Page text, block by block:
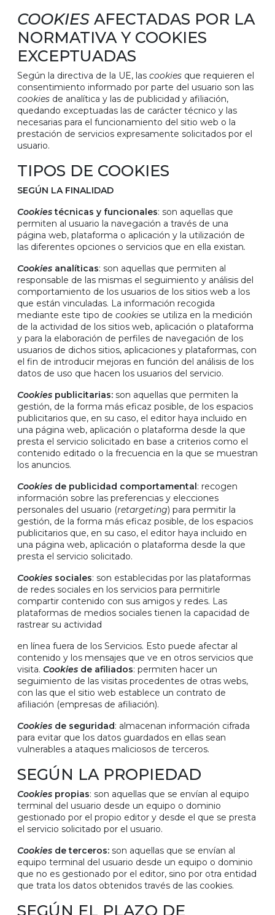
COOKIES AFECTADAS POR LA
NORMATIVA Y COOKIES
EXCEPTUADAS
Según la directiva de la UE, las cookies que requieren el
consentimiento informado por parte del usuario son las
cookies de analítica y las de publicidad y afiliación,
quedando exceptuadas las de carácter técnico y las
necesarias para el funcionamiento del sitio web o la
prestación de servicios expresamente solicitados por el
usuario.
TIPOS DE COOKIES
SEGÚN LA FINALIDAD
Cookiestécnicas y funcionales: son aquellas que
permiten al usuario la navegación a través de una
página web, plataforma o aplicación y la utilización de
las diferentes opciones o servicios que en ella existan.
Cookies analíticas: son aquellas que permiten al
responsable de las mismas el seguimiento y análisis del
comportamiento de los usuarios de los sitios web a los
que están vinculadas. La información recogida
mediante este tipo de cookies se utiliza en la medición
de la actividad de los sitios web, aplicación o plataforma
y para la elaboración de perfiles de navegación de los
usuarios de dichos sitios, aplicaciones y plataformas, con
el fin de introducir mejoras en función del análisis de los
datos de uso que hacen los usuarios del servicio.
Cookies publicitarias: son aquellas que permiten la
gestión, de la forma más eficaz posible, de los espacios
publicitarios que, en su caso, el editor haya incluido en
una página web, aplicación o plataforma desde la que
presta el servicio solicitado en base a criterios como el
contenido editado o la frecuencia en la que se muestran
los anuncios.
Cookies de publicidad comportamental: recogen
información sobre las preferencias y elecciones
personales del usuario (retargeting) para permitir la
gestión, de la forma más eficaz posible, de los espacios
publicitarios que, en su caso, el editor haya incluido en
una página web, aplicación o plataforma desde la que
presta el servicio solicitado.
Cookies sociales: son establecidas por las plataformas
de redes sociales en los servicios para permitirle
compartir contenido con sus amigos y redes. Las
plataformas de medios sociales tienen la capacidad de
rastrear su actividad
en línea fuera de los Servicios. Esto puede afectar al
contenido y los mensajes que ve en otros servicios que
visita. Cookies de afiliados: permiten hacer un
seguimiento de las visitas procedentes de otras webs,
con las que el sitio web establece un contrato de
afiliación (empresas de afiliación).
Cookies de seguridad: almacenan información cifrada
para evitar que los datos guardados en ellas sean
vulnerables a ataques maliciosos de terceros.
SEGÚN LA PROPIEDAD
Cookies propias: son aquellas que se envían al equipo
terminal del usuario desde un equipo o dominio
gestionado por el propio editor y desde el que se presta
el servicio solicitado por el usuario.
Cookies de terceros: son aquellas que se envían al
equipo terminal del usuario desde un equipo o dominio
que no es gestionado por el editor, sino por otra entidad
que trata los datos obtenidos través de las cookies.
SEGÚN EL PLAZO DE